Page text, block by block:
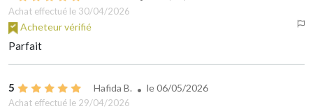
Achat effectué le 30/04/2026
Acheteur vérifié
Parfait
5 Hafida B. le06/05/2026
Achat effectué le 29/04/2026